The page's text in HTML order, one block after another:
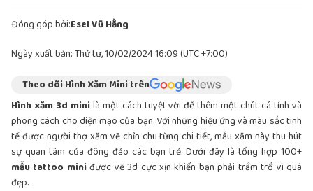
Đóng góp bởi:Esel Vũ Hằng
Ngày xuất bản: Thứ tư, 10/02/2024 16:09 (UTC +7:00)
Theo dõi Hình Xăm Mini trên
Hình xăm 3d minilà một cách tuyệt vời để thêm một chút cá tính và
phong cách cho diện mạo của bạn. Với những hiệu ứng và màu sắc tinh
tế được người thợ xăm vẽ chỉn chu từng chi tiết, mẫu xăm này thu hút
sự quan tâm của đông đảo các bạn trẻ. Dưới đây là tổng hợp 100+
mẫu tattoo miniđược vẽ 3d cực xịn khiến bạn phải trầm trồ vì quá
đẹp.